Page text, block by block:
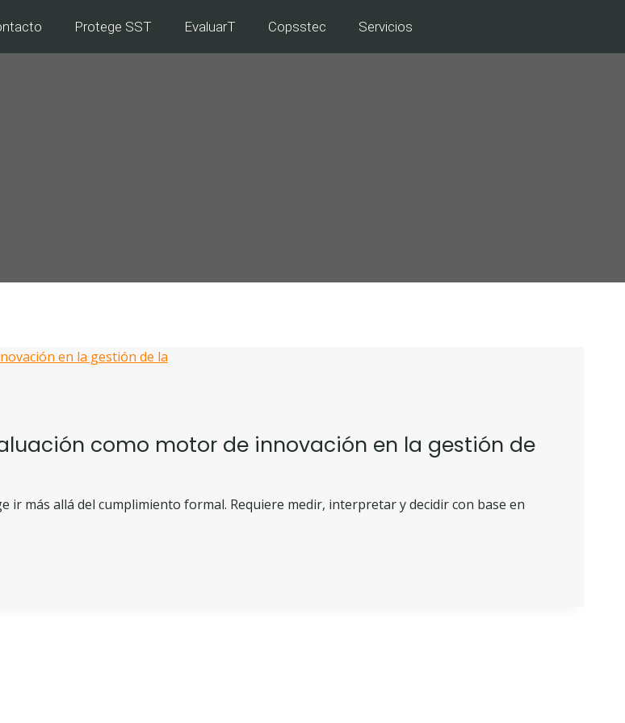
Protege SST EvaluarT Copsstec Servicios
como motor de innovación en la gestión de
ir más allá del cumplimiento formal. Requiere medir, interpretar y decidir con base en